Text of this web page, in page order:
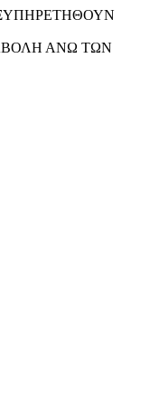
ΑΝΩ ΤΩΝ